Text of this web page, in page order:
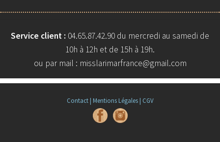
Service client : 04.65.87.42.90 du mercredi au samedi de
10h à 12h et de 15h à 19h.
ou par mail : misslarimarfrance@gmail.com
Contact | Mentions Légales | CGV